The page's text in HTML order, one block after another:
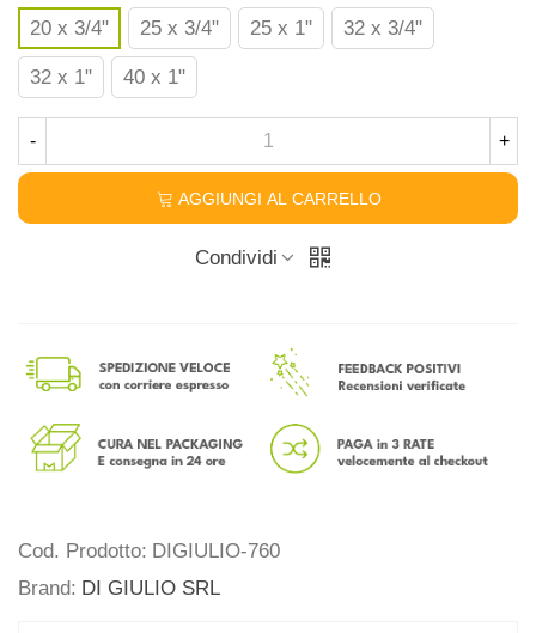
20 x 3/4"
25 x 3/4" 25 x 1" 32 x 3/4"
32 x 1" 40 x 1"
- +
AGGIUNGI AL CARRELLO
Condividi
Cod. Prodotto: DIGIULIO-760
Brand: DI GIULIO SRL